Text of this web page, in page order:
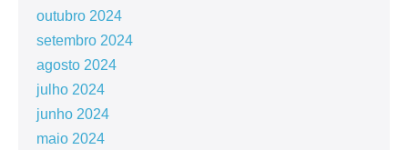
outubro 2024
setembro 2024
agosto 2024
julho 2024
junho 2024
maio 2024